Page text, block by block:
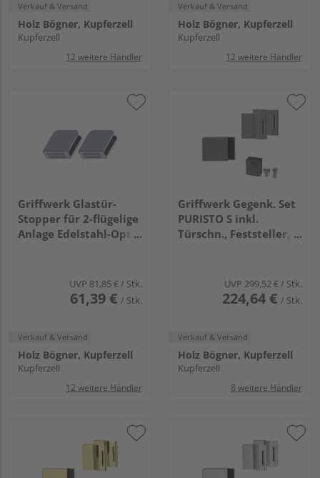
Verkauf & Versand
Holz Bögner, Kupferzell
Kupferzell
12 weitere Händler
Verkauf & Versand
Holz Bögner, Kupferzell
Kupferzell
12 weitere Händler
Griffwerk Glastür-
Stopper für 2-flügelige
Anlage Edelstahl-Optik
UVP 81,85 €/ Stk.
61,39 € / Stk.
Verkauf & Versand
Holz Bögner, Kupferzell
Kupferzell
12 weitere Händler
Griffwerk Gegenk. Set
PURISTO S inkl.
Türschn., Feststeller,
UVP 299,52 €/ Stk.
224,64 € / Stk.
Verkauf & Versand
Holz Bögner, Kupferzell
Kupferzell
8 weitere Händler